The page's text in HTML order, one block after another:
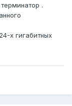
.
х гигабитных